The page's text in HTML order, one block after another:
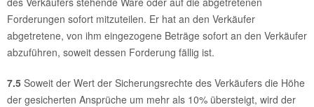
Forderungen sofort mitzuteilen. Er hat an den Verkäufer
abgetretene, von ihm eingezogene Beträge sofort an den Verkäufer
abzuführen, soweit dessen Forderung fällig ist.
7.5 Soweit der Wert der Sicherungsrechte des Verkäufers die Höhe
der gesicherten Ansprüche um mehr als 10% übersteigt, wird der